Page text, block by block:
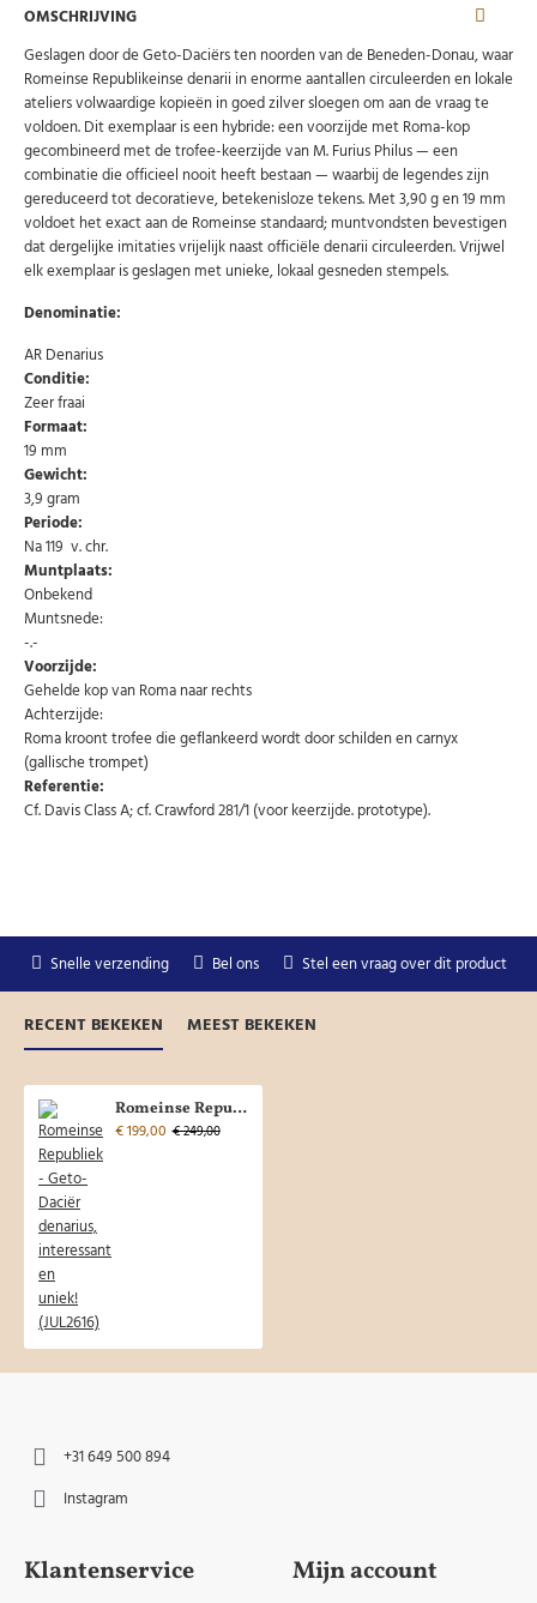
OMSCHRIJVING
Geslagen door de Geto-Daciërs ten noorden van de Beneden-Donau, waar
Romeinse Republikeinse denarii in enorme aantallen circuleerden en lokale
ateliers volwaardige kopieën in goed zilver sloegen om aan de vraag te
voldoen. Dit exemplaar is een hybride: een voorzijde met Roma-kop
gecombineerd met de trofee-keerzijde van M. Furius Philus — een
combinatie die officieel nooit heeft bestaan — waarbij de legendes zijn
gereduceerd tot decoratieve, betekenisloze tekens. Met 3,90 g en 19 mm
voldoet het exact aan de Romeinse standaard; muntvondsten bevestigen
dat dergelijke imitaties vrijelijk naast officiële denarii circuleerden. Vrijwel
elk exemplaar is geslagen met unieke, lokaal gesneden stempels.
Denominatie:
AR Denarius
Conditie:
Zeer fraai
Formaat:
19 mm
Gewicht:
3,9 gram
Periode:
Na 119 v. chr.
Muntplaats:
Onbekend
Muntsnede:
-.-
Voorzijde:
Gehelde kop van Roma naar rechts
Achterzijde:
Roma kroont trofee die geflankeerd wordt door schilden en carnyx
(gallische trompet)
Referentie:
Cf. Davis Class A; cf. Crawford 281/1 (voor keerzijde. prototype).
Snelle verzending Bel ons Stel een vraag over dit product
RECENT BEKEKEN MEEST BEKEKEN
Romeinse Republiek - Geto-Daciër denarius, interessant en uniek! (JUL2616)
€ 199,00 € 249,00
+31 649 500 894
Instagram
Klantenservice Mijn account